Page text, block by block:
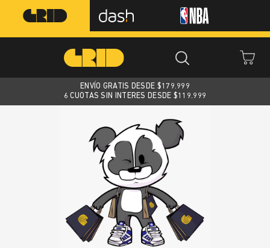
ENVÍO GRATIS DESDE $179.999
6 CUOTAS SIN INTERES DESDE $119.999